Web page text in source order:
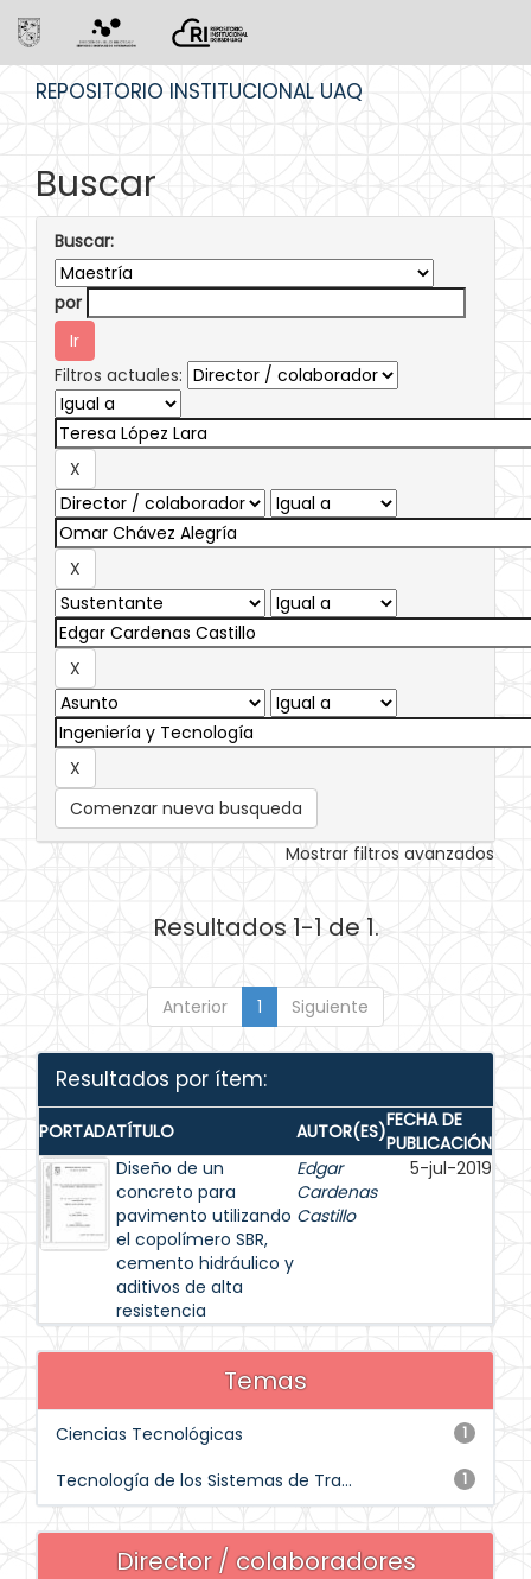
REPOSITORIO INSTITUCIONAL UAQ
Buscar
Buscar:
por
Filtros actuales:
Comenzar nueva busqueda
Mostrar filtros avanzados
Resultados 1-1 de 1.
Anterior 1 Siguiente
Resultados por ítem:
PORTADATÍTULO AUTOR(ES)FECHA DE
PUBLICACIÓN
Diseño de un
concreto para
pavimento utilizando
el copolímero SBR,
cemento hidráulico y
aditivos de alta
resistencia
Edgar
Cardenas
Castillo
5-jul-2019
Temas
1
Ciencias Tecnológicas
1
Tecnología de los Sistemas de Tra...
Director / colaboradores